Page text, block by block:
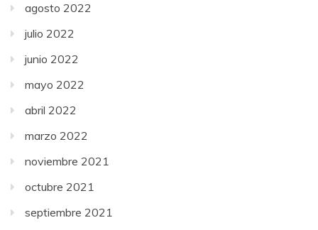
agosto 2022
julio 2022
junio 2022
mayo 2022
abril 2022
marzo 2022
noviembre 2021
octubre 2021
septiembre 2021